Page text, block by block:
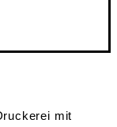
mit